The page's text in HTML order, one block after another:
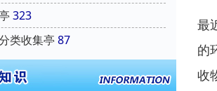
323
类收集亭 87
最
的
收